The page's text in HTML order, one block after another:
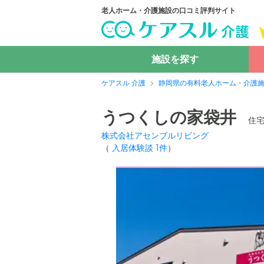
老人ホーム・介護施設の口コミ評判サイト
施設を探す
ケアスル 介護 静岡県の有料老人ホーム・介護
うつくしの家袋井
住
株式会社アセンブルリビング
（ 入居体験談 1件）